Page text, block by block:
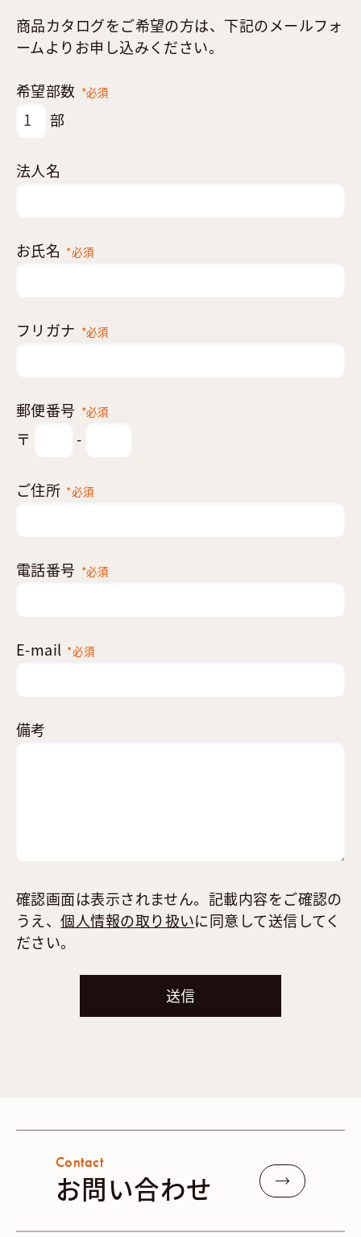
商品カタログをご希望の方は、下記のメールフォ
ームよりお申し込みください。
希望部数 *必須
部
法人名
お氏名 *必須
フリガナ *必須
郵便番号 *必須
〒 -
ご住所 *必須
電話番号 *必須
E-mail *必須
備考
確認画面は表示されません。記載内容をご確認の
うえ、個人情報の取り扱いに同意して送信してく
ださい。
Contact
お問い合わせ